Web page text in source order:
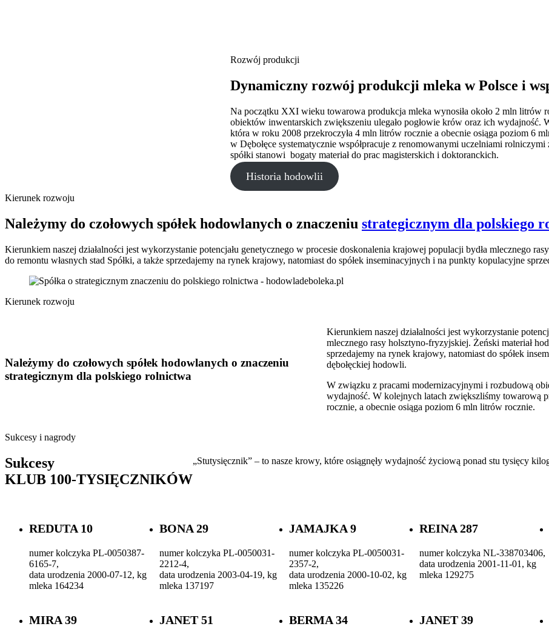
Rozwój produkcji
Dynamiczny rozwój produkcji mleka w Polsce i
Na początku XXI wieku towarowa produkcja mleka wynosiła około 2 mln litrów
obiektów inwentarskich zwiększeniu ulegało pogłowie krów oraz ich wydajność.
która w roku 2008 przekroczyła 4 mln litrów rocznie a obecnie osiąga poziom 6
w Dębołęce systematycznie współpracuje z renomowanymi uczelniami
spółki stanowi bogaty materiał do prac magisterskich i doktoranckich.
Historia hodowlii
Kierunek rozwoju
Należymy do czołowych spółek hodowlanych o znaczeniu strategicznym dla polskiego
Kierunkiem naszej działalności jest wykorzystanie potencjału genetycznego w procesie doskonalenia krajowej populacji bydła mlecznego
do remontu własnych stad Spółki, a także sprzedajemy na rynek krajowy, natomiast do spółek inseminacyjnych i na punkty kopulacyjne
Kierunek rozwoju
Należymy do czołowych spółek hodowlanych o znaczeniu
strategicznym dla polskiego rolnictwa
Kierunkiem naszej działalności jest wykorzystanie
mlecznego rasy holsztyno-fryzyjskiej. Żeński materiał
sprzedajemy na rynek krajowy, natomiast do spółek
dębołęckiej hodowli.
W związku z pracami modernizacyjnymi i rozbudową
wydajność. W kolejnych latach zwiększliśmy towarową
rocznie, a obecnie osiąga poziom 6 mln litrów rocznie.
Sukcesy i nagrody
Sukcesy
KLUB 100-TYSIĘCZNIKÓW
„Stutysięcznik” – to nasze krowy, które osiągnęły wydajność życiową ponad stu tysięcy
REDUTA 10
numer kolczyka PL-0050387-
6165-7,
data urodzenia 2000-07-12, kg
mleka 164234
BONA 29
numer kolczyka PL-0050031-
2212-4,
data urodzenia 2003-04-19, kg
mleka 137197
JAMAJKA 9
numer kolczyka PL-0050031-
2357-2,
data urodzenia 2000-10-02, kg
mleka 135226
REINA 287
numer kolczyka NL-338703406,
data urodzenia 2001-11-01, kg
mleka 129275
MIRA 39 JANET 51 BERMA 34 JANET 39